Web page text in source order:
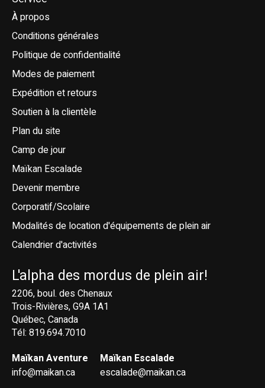
À propos
Conditions générales
Politique de confidentialité
Modes de paiement
Expédition et retours
Soutien à la clientèle
Plan du site
Camp de jour
Maïkan Escalade
Devenir membre
Corporatif/Scolaire
Modalités de location d'équipements de plein air
Calendrier d'activités
L'alpha des mordus de plein air!
2206, boul. des Chenaux
Trois-Rivières, G9A 1A1
Québec, Canada
Tél: 819.694.7010
Maïkan Aventure
info@maikan.ca
Maïkan Escalade
escalade@maikan.ca